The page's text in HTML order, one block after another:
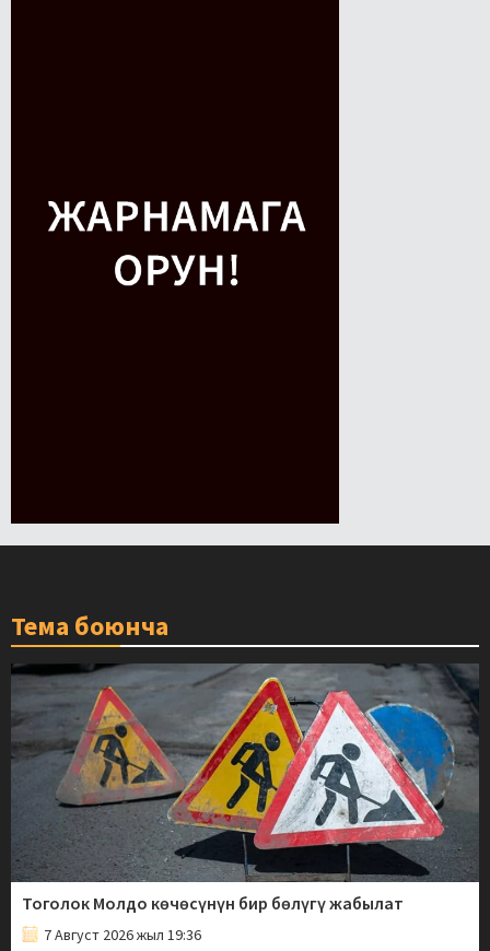
Тема боюнча
Тоголок Молдо көчөсүнүн бир бөлүгү жабылат
7 Август 2026 жыл 19:36